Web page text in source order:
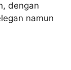
dengan
namun